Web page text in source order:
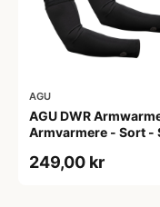
AGU
AGU DWR
Armvarmere - Sort -
249,00 kr